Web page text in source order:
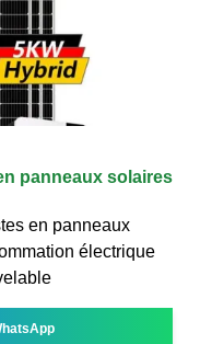
panneaux solaires
en panneaux
électrique